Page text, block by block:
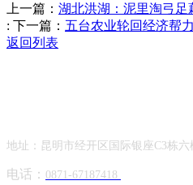
上一篇： 湖北洪湖：泥里淘弓足
: 下一篇： 五台农业轮回经济帮
返回列表
地址：昆明市经开区国际银座C3栋六
电话： 0871-67187418